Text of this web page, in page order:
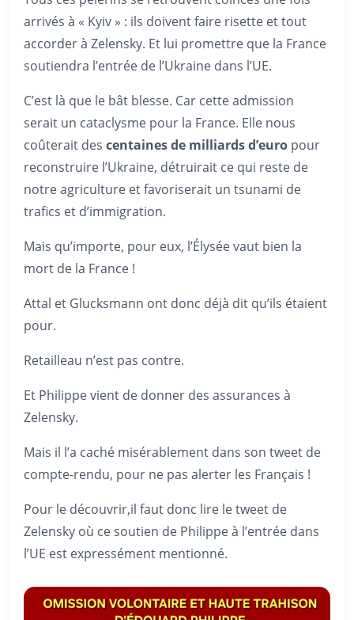
arrivés à « Kyiv » : ils doivent faire risette et tout
accorder à Zelensky. Et lui promettre que la France
soutiendra l’entrée de l’Ukraine dans l’UE.
C’est là que le bât blesse. Car cette admission
serait un cataclysme pour la France. Elle nous
coûterait des centaines de milliards d’euro pour
reconstruire l’Ukraine, détruirait ce qui reste de
notre agriculture et favoriserait un tsunami de
trafics et d’immigration.
Mais qu’importe, pour eux, l’Élysée vaut bien la
mort de la France !
Attal et Glucksmann ont donc déjà dit qu’ils étaient
pour.
Retailleau n’est pas contre.
Et Philippe vient de donner des assurances à
Zelensky.
Mais il l’a caché misérablement dans son tweet de
compte-rendu, pour ne pas alerter les Français !
Pour le découvrir,il faut donc lire le tweet de
Zelensky où ce soutien de Philippe à l’entrée dans
l’UE est expressément mentionné.